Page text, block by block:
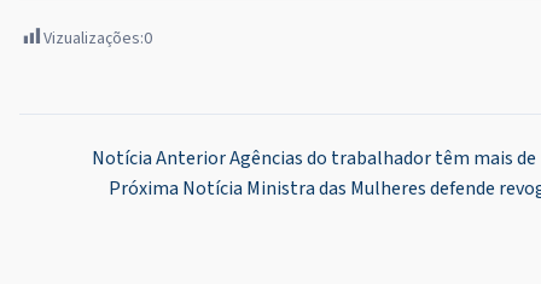
Vizualizações:0
Navegação
Notícia AnteriorAgências do trabalhador têm mais
Próxima Notícia Ministra das Mulheres defende